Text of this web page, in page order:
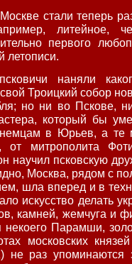
стали теперь
литейное,
первого
летописи.
наняли
Троицкий собор
но ни во Пскове,
который бы
в Юрьев, а те
от митрополита
научил псковскую
Москва, рядом с
шла вперед и в
искусство делать
камней, жемчуга и
некоего Парамши,
московских
не раз упоминаются